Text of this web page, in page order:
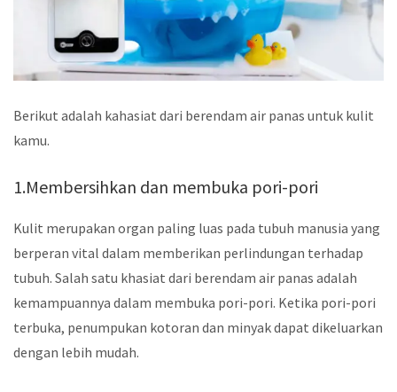
Berikut adalah kahasiat dari berendam air panas untuk kulit
kamu.
1.Membersihkan dan membuka pori-pori
Kulit merupakan organ paling luas pada tubuh manusia yang
berperan vital dalam memberikan perlindungan terhadap
tubuh. Salah satu khasiat dari berendam air panas adalah
kemampuannya dalam membuka pori-pori. Ketika pori-pori
terbuka, penumpukan kotoran dan minyak dapat dikeluarkan
dengan lebih mudah.